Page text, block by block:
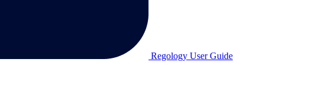
Regology User Guide